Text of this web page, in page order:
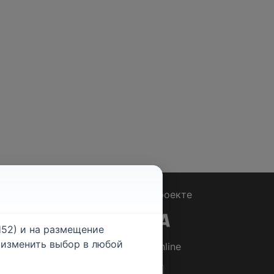
О проекте
© 2026Rabotniki.online
и на размещение
выбор в любой